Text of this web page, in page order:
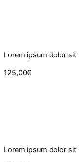
Lorem ipsum dolor sit
125,00€
Lorem ipsum dolor sit